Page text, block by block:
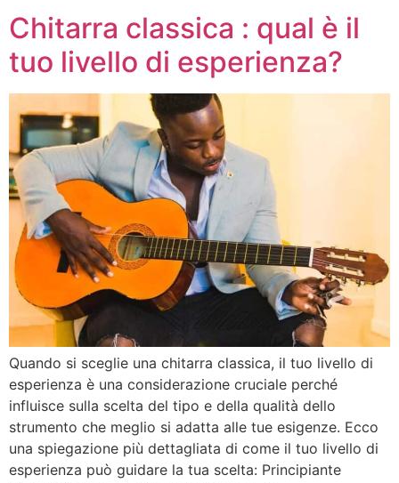
Chitarra classica : qual è il
tuo livello di esperienza?
Quando si sceglie una chitarra classica, il tuo livello di
esperienza è una considerazione cruciale perché
influisce sulla scelta del tipo e della qualità dello
strumento che meglio si adatta alle tue esigenze. Ecco
una spiegazione più dettagliata di come il tuo livello di
esperienza può guidare la tua scelta: Principiante